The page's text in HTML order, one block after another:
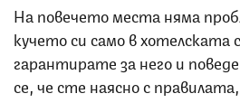
На повечето места няма
кучето си само в хотелската
гарантирате за него и
се, че сте наясно с